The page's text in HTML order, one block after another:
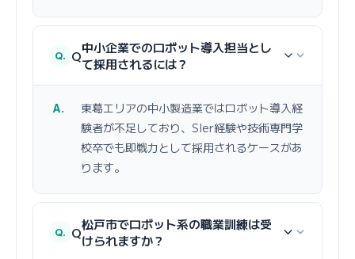
Q中小企業でのロボット導入担当とし
て採用されるには？
東葛エリアの中小製造業ではロボット導入経
験者が不足しており、SIer経験や技術専門学
校卒でも即戦力として採用されるケースがあ
ります。
Q松戸市でロボット系の職業訓練は受
けられますか？